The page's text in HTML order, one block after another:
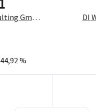
MapCon consulting GmbH
44,92 %
DI